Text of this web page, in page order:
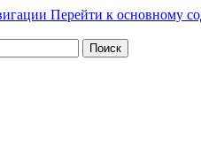
Перейти к основному
Поиск